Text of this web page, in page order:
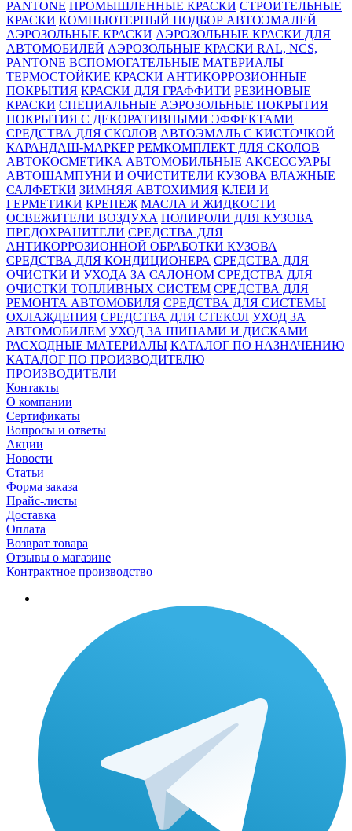
PANTONE ПРОМЫШЛЕННЫЕ КРАСКИ СТРОИТЕЛЬНЫЕ
КРАСКИ КОМПЬЮТЕРНЫЙ ПОДБОР АВТОЭМАЛЕЙ
АЭРОЗОЛЬНЫЕ КРАСКИ АЭРОЗОЛЬНЫЕ КРАСКИ ДЛЯ
АВТОМОБИЛЕЙ АЭРОЗОЛЬНЫЕ КРАСКИ RAL, NCS,
PANTONE ВСПОМОГАТЕЛЬНЫЕ МАТЕРИАЛЫ
ТЕРМОСТОЙКИЕ КРАСКИ АНТИКОРРОЗИОННЫЕ
ПОКРЫТИЯ КРАСКИ ДЛЯ ГРАФФИТИ РЕЗИНОВЫЕ
КРАСКИ СПЕЦИАЛЬНЫЕ АЭРОЗОЛЬНЫЕ ПОКРЫТИЯ
ПОКРЫТИЯ С ДЕКОРАТИВНЫМИ ЭФФЕКТАМИ
СРЕДСТВА ДЛЯ СКОЛОВ АВТОЭМАЛЬ С КИСТОЧКОЙ
КАРАНДАШ-МАРКЕР РЕМКОМПЛЕКТ ДЛЯ СКОЛОВ
АВТОКОСМЕТИКА АВТОМОБИЛЬНЫЕ АКСЕССУАРЫ
АВТОШАМПУНИ И ОЧИСТИТЕЛИ КУЗОВА ВЛАЖНЫЕ
САЛФЕТКИ ЗИМНЯЯ АВТОХИМИЯ КЛЕИ И
ГЕРМЕТИКИ КРЕПЕЖ МАСЛА И ЖИДКОСТИ
ОСВЕЖИТЕЛИ ВОЗДУХА ПОЛИРОЛИ ДЛЯ КУЗОВА
ПРЕДОХРАНИТЕЛИ СРЕДСТВА ДЛЯ
АНТИКОРРОЗИОННОЙ ОБРАБОТКИ КУЗОВА
СРЕДСТВА ДЛЯ КОНДИЦИОНЕРА СРЕДСТВА ДЛЯ
ОЧИСТКИ И УХОДА ЗА САЛОНОМ СРЕДСТВА ДЛЯ
ОЧИСТКИ ТОПЛИВНЫХ СИСТЕМ СРЕДСТВА ДЛЯ
РЕМОНТА АВТОМОБИЛЯ СРЕДСТВА ДЛЯ СИСТЕМЫ
ОХЛАЖДЕНИЯ СРЕДСТВА ДЛЯ СТЕКОЛ УХОД ЗА
АВТОМОБИЛЕМ УХОД ЗА ШИНАМИ И ДИСКАМИ
РАСХОДНЫЕ МАТЕРИАЛЫ КАТАЛОГ ПО НАЗНАЧЕНИЮ
КАТАЛОГ ПО ПРОИЗВОДИТЕЛЮ
ПРОИЗВОДИТЕЛИ
Контакты
О компании
Сертификаты
Вопросы и ответы
Акции
Новости
Статьи
Форма заказа
Прайс-листы
Доставка
Оплата
Возврат товара
Отзывы о магазине
Контрактное производство